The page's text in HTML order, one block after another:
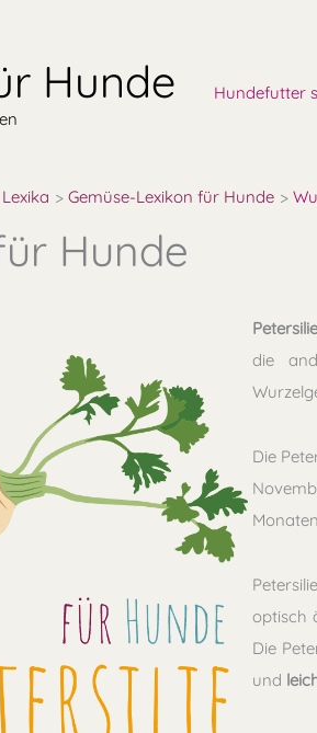
Hunde Hundefutter
Gemüse-Lexikon für Hunde
Hunde
die
Die
optisch
Die
und